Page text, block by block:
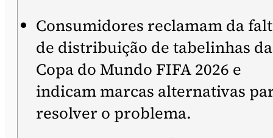
Consumidores reclamam da
de distribuição de tabelinhas da
Copa do Mundo FIFA 2026 e
indicam marcas alternativas
resolver o problema.